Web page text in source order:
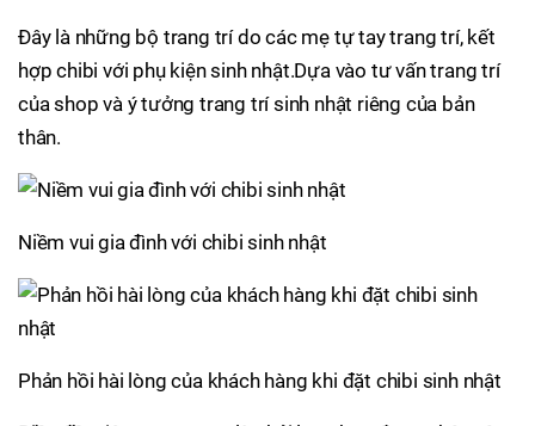
Đây là những bộ trang trí do các mẹ tự tay trang trí, kết
hợp chibi với phụ kiện sinh nhật.Dựa vào tư vấn trang trí
của shop và ý tưởng trang trí sinh nhật riêng của bản
thân.
Niềm vui gia đình với chibi sinh nhật
Phản hồi hài lòng của khách hàng khi đặt chibi sinh nhật